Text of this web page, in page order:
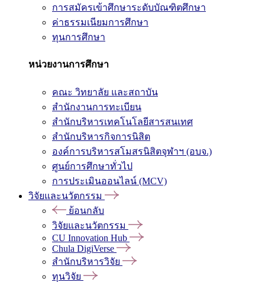
การสมัครเข้าศึกษาระดับบัณฑิตศึกษา
ค่าธรรมเนียมการศึกษา
ทุนการศึกษา
หน่วยงานการศึกษา
คณะ วิทยาลัย และสถาบัน
สำนักงานการทะเบียน
สำนักบริหารเทคโนโลยีสารสนเทศ
สำนักบริหารกิจการนิสิต
องค์การบริหารสโมสรนิสิตจุฬาฯ (อบจ.)
ศูนย์การศึกษาทั่วไป
การประเมินออนไลน์ (MCV)
วิจัยและนวัตกรรม
ย้อนกลับ
วิจัยและนวัตกรรม
CU Innovation Hub
Chula DigiVerse
สำนักบริหารวิจัย
ทุนวิจัย